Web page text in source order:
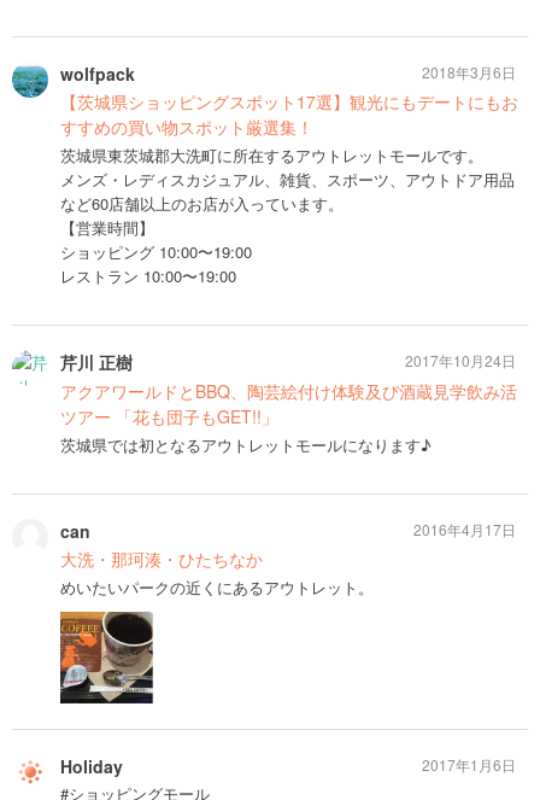
wolfpack
【茨城県ショッピングスポット17選】観光にもデートにもお
すすめの買い物スポット厳選集！
茨城県東茨城郡大洗町に所在するアウトレットモールです。
メンズ・レディスカジュアル、雑貨、スポーツ、アウトドア用品
など60店舗以上のお店が入っています。
【営業時間】
ショッピング 10:00〜19:00
レストラン 10:00〜19:00
2018年3月6日
芹川 正樹
アクアワールドとBBQ、陶芸絵付け体験及び酒蔵見学飲み活
ツアー 「花も団子もGET!!」
茨城県では初となるアウトレットモールになります♪
2017年10月24日
can
大洗・那珂湊・ひたちなか
めいたいパークの近くにあるアウトレット。
2016年4月17日
Holiday
#ショッピングモール
2017年1月6日